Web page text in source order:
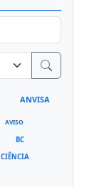
ANVISA
AVISO
BC
CIÊNCIA